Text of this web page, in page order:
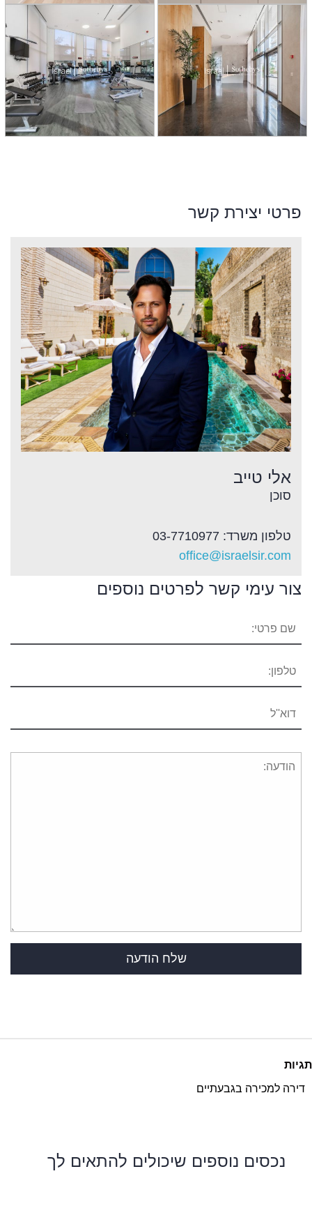
פרטי יצירת קשר
אלי טייב
סוכן
טלפון משרד: 03-7710977
office@israelsir.com
צור עימי קשר לפרטים נוספים
תגיות
דירה למכירה בגבעתיים
נכסים נוספים שיכולים להתאים לך